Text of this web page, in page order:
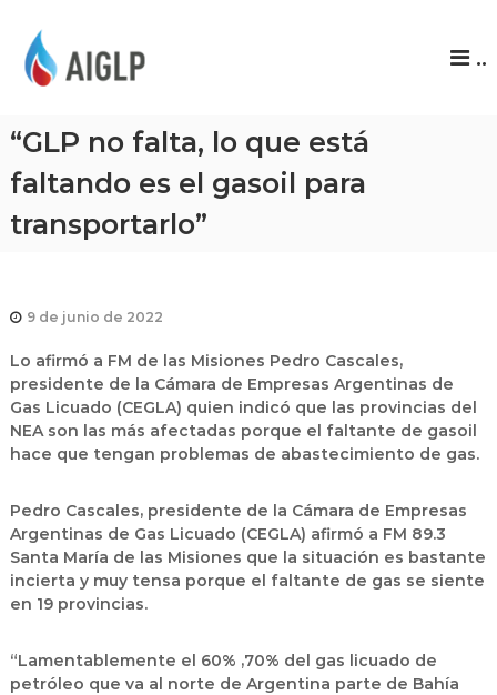
P
..
“GLP no falta, lo que está
faltando es el gasoil para
transportarlo”
9 de junio de 2022
Lo afirmó a FM de las Misiones Pedro Cascales,
presidente de la Cámara de Empresas Argentinas de
Gas Licuado (CEGLA) quien indicó que las provincias del
NEA son las más afectadas porque el faltante de gasoil
hace que tengan problemas de abastecimiento de gas.
Pedro Cascales, presidente de la Cámara de Empresas
Argentinas de Gas Licuado (CEGLA) afirmó a FM 89.3
Santa María de las Misiones que la situación es bastante
incierta y muy tensa porque el faltante de gas se siente
en 19 provincias.
“Lamentablemente el 60% ,70% del gas licuado de
petróleo que va al norte de Argentina parte de Bahía